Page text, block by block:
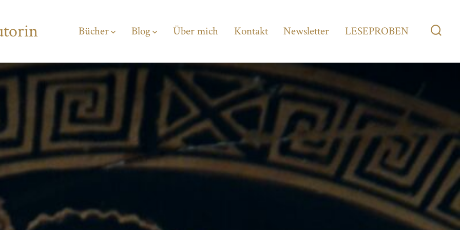
Bücher Blog Über mich Kontakt Newsletter LESEPROBEN